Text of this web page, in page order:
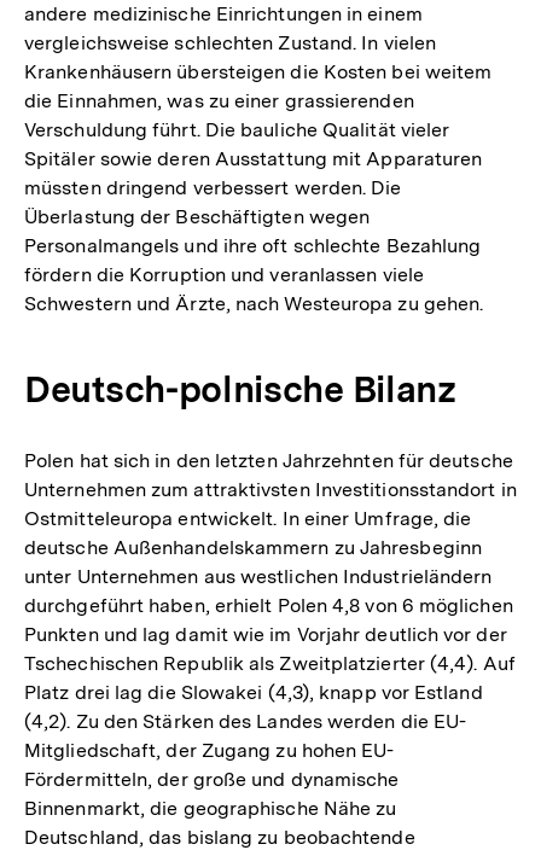
andere medizinische Einrichtungen in einem
vergleichsweise schlechten Zustand. In vielen
Krankenhäusern übersteigen die Kosten bei weitem
die Einnahmen, was zu einer grassierenden
Verschuldung führt. Die bauliche Qualität vieler
Spitäler sowie deren Ausstattung mit Apparaturen
müssten dringend verbessert werden. Die
Überlastung der Beschäftigten wegen
Personalmangels und ihre oft schlechte Bezahlung
fördern die Korruption und veranlassen viele
Schwestern und Ärzte, nach Westeuropa zu gehen.
Deutsch-polnische Bilanz
Polen hat sich in den letzten Jahrzehnten für deutsche
Unternehmen zum attraktivsten Investitionsstandort in
Ostmitteleuropa entwickelt. In einer Umfrage, die
deutsche Außenhandelskammern zu Jahresbeginn
unter Unternehmen aus westlichen Industrieländern
durchgeführt haben, erhielt Polen 4,8 von 6 möglichen
Punkten und lag damit wie im Vorjahr deutlich vor der
Tschechischen Republik als Zweitplatzierter (4,4). Auf
Platz drei lag die Slowakei (4,3), knapp vor Estland
(4,2). Zu den Stärken des Landes werden die EU-
Mitgliedschaft, der Zugang zu hohen EU-
Fördermitteln, der große und dynamische
Binnenmarkt, die geographische Nähe zu
Deutschland, das bislang zu beobachtende